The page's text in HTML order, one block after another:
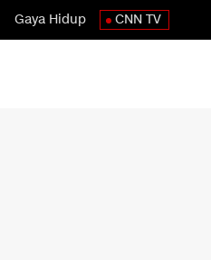
Gaya Hidup CNN TV